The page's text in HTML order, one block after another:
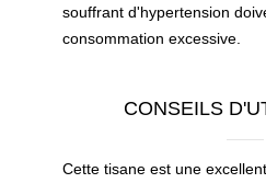
souffrant d'hypertension
consommation excessive.
CONSEILS
Cette tisane est une